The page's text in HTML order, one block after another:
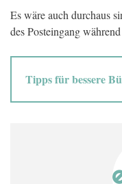
Es wäre auch durchaus
des Posteingang
Tipps für bessere